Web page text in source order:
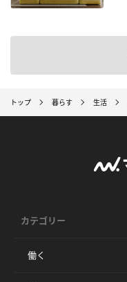
トップ 暮らす 生活
カテゴリー
働く